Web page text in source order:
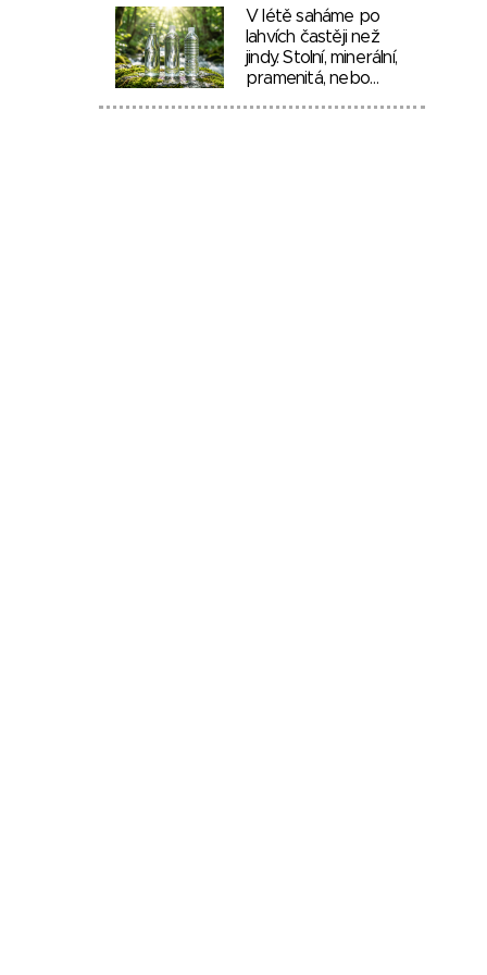
V létě saháme po
lahvích častěji než
jindy. Stolní, minerální,
pramenitá, nebo…